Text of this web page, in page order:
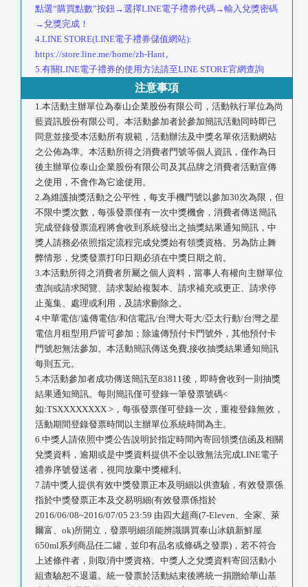
點選“購買點數”按鈕→選擇LINE電子禮券代碼→輸入兌獎密碼
→兌獎完成！
4.LINE STORE(LINE電子禮券儲值網站):
https://store.line.me/home/zh-Hant。
5.有關LINE電子禮券的使用方法請至LINE STORE官網查詢
注意事項
1.本活動主辦單位為泰山企業股份有限公司，活動執行單位為尚
藍資訊股份有限公司。本活動參加者於參加簡訊活動同時即已
同意並接受本活動所有規範，活動辦法及中獎名單依活動網站
之公佈為準。本活動所得之消費者門號等個人資訊，僅作為日
後主辦單位泰山企業股份有限公司及其品牌之消費者活動宣傳
之使用，不會作為它途使用。
2.為維護抽獎活動之公平性，每支手機門號以參加30次為限，但
不限中獎次數，每張發票僅有一次中獎機會，消費者傳送簡訊
完成登錄發票流程將會收到系統發出之抽獎結果通知簡訊，中
獎人請務必依照指定流程完成兌獎始有領獎資格。另為防止舞
弊情形，兌獎發票打印日期必須在中獎日期之前。
3.本活動所得之消費者所屬之個人資料，當事人有權向主辦單位
查詢或請求閱覽、請求製給複製本、請求補充或更正、請求停
止蒐集、處理或利用，及請求刪除之。
4.中華電信/遠傳電信/和信電訊/台灣大哥大/亞太行動/台灣之星
電信月租型用戶皆可參加；除遠傳預付卡門號外，其他預付卡
門號恕無法參加。本活動簡訊傳送免費,接收抽獎結果通知簡訊
每則五元。
5.本活動參加者成功傳送簡訊至83811後，即時會收到一則抽獎
結果通知簡訊。每則簡訊僅可登錄一筆發票號碼<
如:TSXXXXXXXX >，每張發票僅可登錄一次，重複登錄無效，
活動期間登錄發票時間以主辦單位系統時間為主。
6.中獎人請依照中獎公告說明於指定時間內寄回領獎信函及相關
兌獎資料，逾期或是中獎資料提供不全以致無法完成LINE電子
禮券序號發送者，視同放棄中獎權利。
7.請中獎人提供有效中獎發票正本及明細以供查驗，有效發票係
指於中獎發票正本及交易明細(有效發票係指於
2016/06/08~2016/07/05 23:59 由四大超商(7-Eleven、全家、萊
爾富、ok)所開立，發票明細須能辨識購買泰山冰鎮新鮮屋
650ml系列商品任二罐，並印有品名或條碼之發票)，若不符合
上述條件者，則取消中獎資格。中獎人之兌獎資料寄回活動小
組查驗恕不退還。統一發票於活動結束後將統一捐贈給華山基